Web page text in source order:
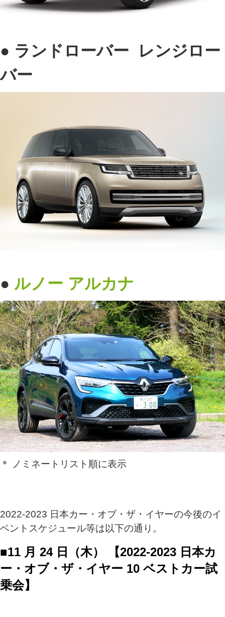
● ランドローバー レンジロー
バー
● ルノー アルカナ
＊ ノミネートリスト順に表示
2022-2023 日本カー・オブ・ザ・イヤーの今後のイ
ベントスケジュール等は以下の通り。
■11 月 24 日（木） 【2022-2023 日本カ
ー・オブ・ザ・イヤー 10 ベストカー試
乗会】